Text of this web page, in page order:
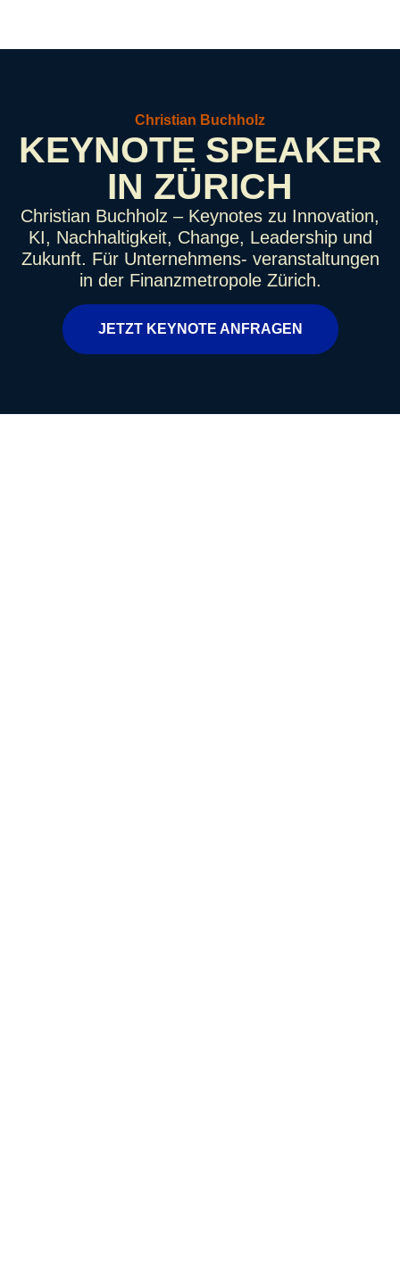
Christian Buchholz
KEYNOTE SPEAKER
IN ZÜRICH
Christian Buchholz – Keynotes zu Innovation,
KI, Nachhaltigkeit, Change, Leadership und
Zukunft. Für Unternehmens- veranstaltungen
in der Finanzmetropole Zürich.
JETZT KEYNOTE ANFRAGEN